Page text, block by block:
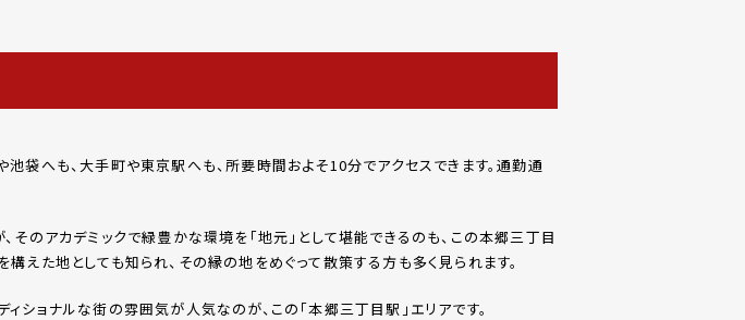
袋へも、大手町や東京駅へも、所要時間およそ10分でアクセスできます。通勤通
のアカデミックで緑豊かな環境を「地元」として堪能できるのも、この本郷三丁目
た地としても知られ、その縁の地をめぐって散策する方も多く見られます。
ョナルな街の雰囲気が人気なのが、この「本郷三丁目駅」エリアです。